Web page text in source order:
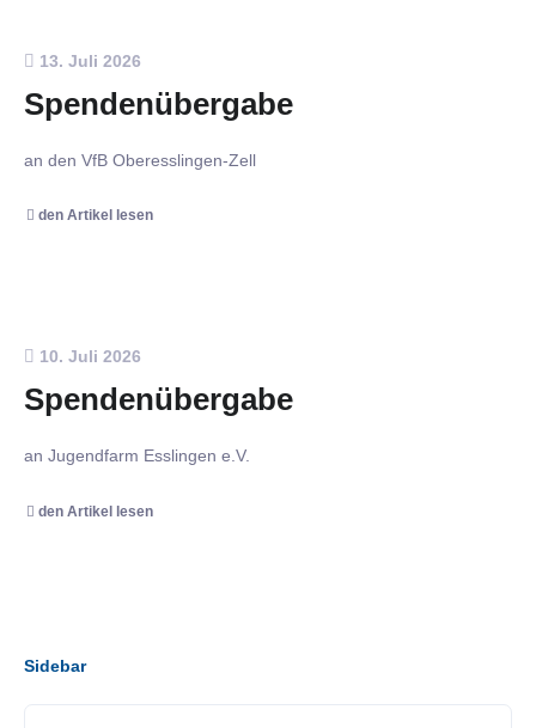
13. Juli 2026
Spendenübergabe
an den VfB Oberesslingen-Zell
den Artikel lesen
10. Juli 2026
Spendenübergabe
an Jugendfarm Esslingen e.V.
den Artikel lesen
Sidebar